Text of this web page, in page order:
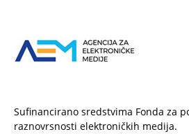
Sufinancirano sredstvima Fonda za
raznovrsnosti elektroničkih medija.